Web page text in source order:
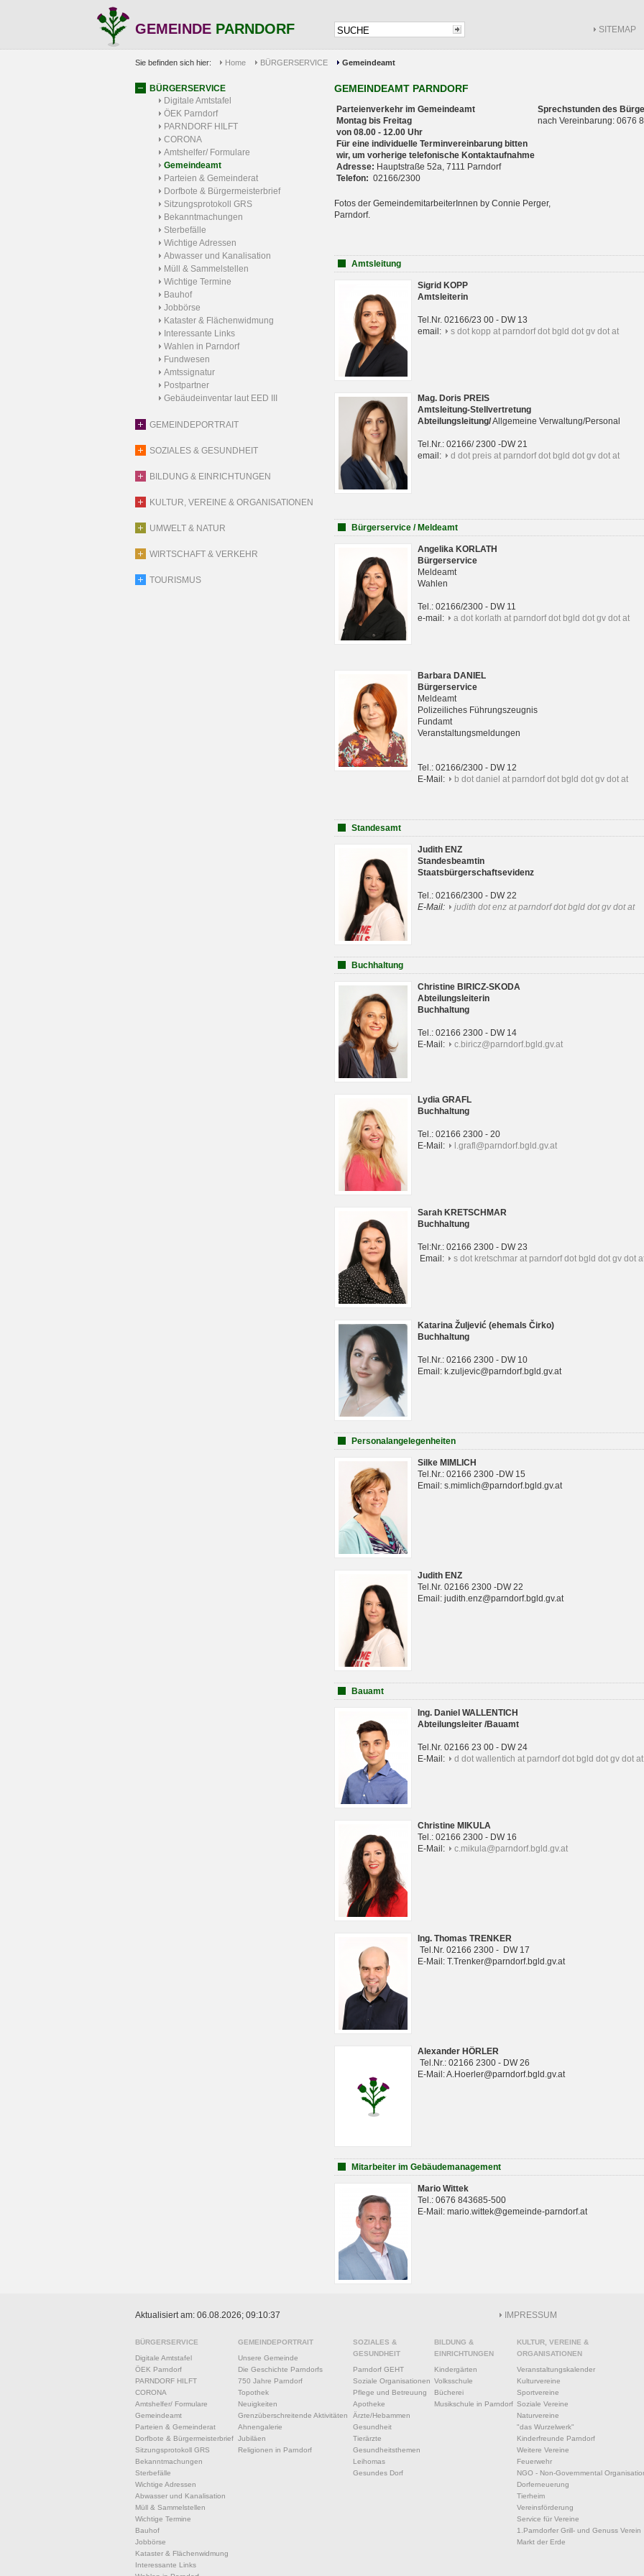
GEMEINDE PARNDORF SITEMAP
Sie befinden sich hier: Home BÜRGERSERVICE Gemeindeamt
BÜRGERSERVICE
Digitale Amtstafel
ÖEK Parndorf
PARNDORF HILFT
CORONA
Amtshelfer/ Formulare
Gemeindeamt
Parteien & Gemeinderat
Dorfbote & Bürgermeisterbrief
Sitzungsprotokoll GRS
Bekanntmachungen
Sterbefälle
Wichtige Adressen
Abwasser und Kanalisation
Müll & Sammelstellen
Wichtige Termine
Bauhof
Jobbörse
Kataster & Flächenwidmung
Interessante Links
Wahlen in Parndorf
Fundwesen
Amtssignatur
Postpartner
Gebäudeinventar laut EED III
GEMEINDEPORTRAIT
SOZIALES & GESUNDHEIT
BILDUNG & EINRICHTUNGEN
KULTUR, VEREINE & ORGANISATIONEN
UMWELT & NATUR
WIRTSCHAFT & VERKEHR
TOURISMUS
GEMEINDEAMT PARNDORF
Parteienverkehr im Gemeindeamt
Montag bis Freitag
von 08.00 - 12.00 Uhr
Für eine individuelle Terminvereinbarung bitten
wir, um vorherige telefonische Kontaktaufnahme
Adresse: Hauptstraße 52a, 7111 Parndorf
Telefon: 02166/2300
Sprechstunden des
nach Vereinbarung: 0676
Fotos der GemeindemitarbeiterInnen by Connie Perger,
Parndorf.
Amtsleitung
Sigrid KOPP
Amtsleiterin
Tel.Nr. 02166/23 00 - DW 13
email:
s dot kopp at parndorf dot bgld dot gv dot at
Mag. Doris PREIS
Amtsleitung-Stellvertretung
Abteilungsleitung/Allgemeine Verwaltung/Personal
Tel.Nr.: 02166/ 2300 -DW 21
email:
d dot preis at parndorf dot bgld dot gv dot at
Bürgerservice / Meldeamt
Angelika KORLATH
Bürgerservice
Meldeamt
Wahlen
Tel.: 02166/2300 - DW 11
e-mail:
a dot korlath at parndorf dot bgld dot gv dot at
Barbara DANIEL
Bürgerservice
Meldeamt
Polizeiliches Führungszeugnis
Fundamt
Veranstaltungsmeldungen
Tel.: 02166/2300 - DW 12
E-Mail:
b dot daniel at parndorf dot bgld dot gv dot at
Standesamt
Judith ENZ
Standesbeamtin
Staatsbürgerschaftsevidenz
Tel.: 02166/2300 - DW 22
E-Mail:
judith dot enz at parndorf dot bgld dot gv dot at
Buchhaltung
Christine BIRICZ-SKODA
Abteilungsleiterin
Buchhaltung
Tel.: 02166 2300 - DW 14
E-Mail:
c.biricz@parndorf.bgld.gv.at
Lydia GRAFL
Buchhaltung
Tel.: 02166 2300 - 20
E-Mail:
l.grafl@parndorf.bgld.gv.at
Sarah KRETSCHMAR
Buchhaltung
Tel:Nr.: 02166 2300 - DW 23
Email:
s dot kretschmar at parndorf dot bgld dot gv dot
Katarina Žuljević (ehemals Čirko)
Buchhaltung
Tel.Nr.: 02166 2300 - DW 10
Email: k.zuljevic@parndorf.bgld.gv.at
Personalangelegenheiten
Silke MIMLICH
Tel.Nr.: 02166 2300 -DW 15
Email: s.mimlich@parndorf.bgld.gv.at
Judith ENZ
Tel.Nr. 02166 2300 -DW 22
Email: judith.enz@parndorf.bgld.gv.at
Bauamt
Ing. Daniel WALLENTICH
Abteilungsleiter /Bauamt
Tel.Nr. 02166 23 00 - DW 24
E-Mail:
d dot wallentich at parndorf dot bgld dot gv dot at
Christine MIKULA
Tel.: 02166 2300 - DW 16
E-Mail:
c.mikula@parndorf.bgld.gv.at
Ing. Thomas TRENKER
Tel.Nr. 02166 2300 - DW 17
E-Mail: T.Trenker@parndorf.bgld.gv.at
Alexander HÖRLER
Tel.Nr.: 02166 2300 - DW 26
E-Mail: A.Hoerler@parndorf.bgld.gv.at
Mitarbeiter im Gebäudemanagement
Mario Wittek
Tel.: 0676 843685-500
E-Mail: mario.wittek@gemeinde-parndorf.at
Aktualisiert am: 06.08.2026; 09:10:37 IMPRESSUM
BÜRGERSERVICE
Digitale Amtstafel
ÖEK Parndorf
PARNDORF HILFT
CORONA
Amtshelfer/ Formulare
Gemeindeamt
Parteien & Gemeinderat
Dorfbote & Bürgermeisterbrief
Sitzungsprotokoll GRS
Bekanntmachungen
Sterbefälle
Wichtige Adressen
Abwasser und Kanalisation
Müll & Sammelstellen
Wichtige Termine
Bauhof
Jobbörse
Kataster & Flächenwidmung
Interessante Links
GEMEINDEPORTRAIT
Unsere Gemeinde
Die Geschichte Parndorfs
750 Jahre Parndorf
Topothek
Neuigkeiten
Grenzüberschreitende Aktivitäten
Ahnengalerie
Jubiläen
Religionen in Parndorf
SOZIALES &
GESUNDHEIT
Parndorf GEHT
Soziale Organisationen
Pflege und Betreuung
Apotheke
Ärzte/Hebammen
Gesundheit
Tierärzte
Gesundheitsthemen
Leihomas
Gesundes Dorf
BILDUNG &
EINRICHTUNGEN
Kindergärten
Volksschule
Bücherei
Musikschule in Parndorf
KULTUR, VEREINE &
ORGANISATIONEN
Veranstaltungskalender
Kulturvereine
Sportvereine
Soziale Vereine
Naturvereine
"das Wurzelwerk"
Kinderfreunde Parndorf
Weitere Vereine
Feuerwehr
NGO - Non-Governmental
Dorferneuerung
Tierheim
Vereinsförderung
Service für Vereine
1.Parndorfer Grill- und Genuss Verein
Markt der Erde